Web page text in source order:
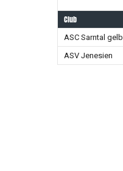
Club
ASC Sarntal gelb
ASV Jenesien